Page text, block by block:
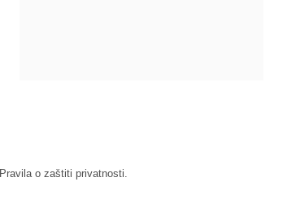
Pravila o zaštiti privatnosti.